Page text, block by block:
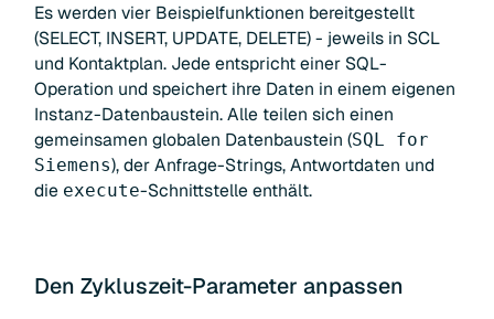
Es werden vier Beispielfunktionen bereitgestellt
(SELECT, INSERT, UPDATE, DELETE) - jeweils in SCL
und Kontaktplan. Jede entspricht einer SQL-
Operation und speichert ihre Daten in einem eigenen
Instanz-Datenbaustein. Alle teilen sich einen
gemeinsamen globalen Datenbaustein (SQL for
Siemens), der Anfrage-Strings, Antwortdaten und
die execute-Schnittstelle enthält.
Den Zykluszeit-Parameter anpassen